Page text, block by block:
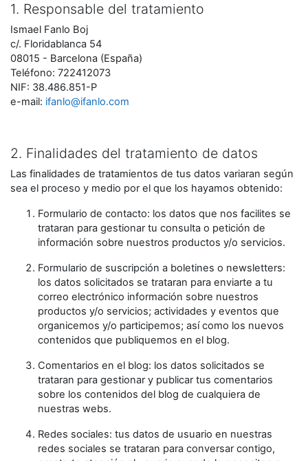
1. Responsable del tratamiento
Ismael Fanlo Boj
c/. Floridablanca 54
08015 - Barcelona (España)
Teléfono: 722412073
NIF: 38.486.851-P
e-mail: ifanlo@ifanlo.com
2. Finalidades del tratamiento de datos
Las finalidades de tratamientos de tus datos variaran según
sea el proceso y medio por el que los hayamos obtenido:
Formulario de contacto: los datos que nos facilites se
trataran para gestionar tu consulta o petición de
información sobre nuestros productos y/o servicios.
Formulario de suscripción a boletines o newsletters:
los datos solicitados se trataran para enviarte a tu
correo electrónico información sobre nuestros
productos y/o servicios; actividades y eventos que
organicemos y/o participemos; así como los nuevos
contenidos que publiquemos en el blog.
Comentarios en el blog: los datos solicitados se
trataran para gestionar y publicar tus comentarios
sobre los contenidos del blog de cualquiera de
nuestras webs.
Redes sociales: tus datos de usuario en nuestras
redes sociales se trataran para conversar contigo,